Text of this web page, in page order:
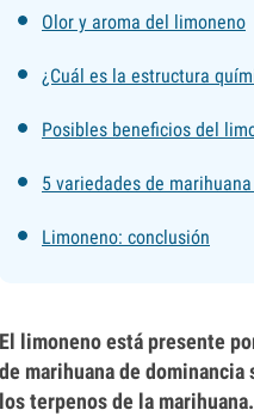
Olor y aroma del limoneno
¿Cuál es la estructura
Posibles beneficios del
5 variedades de
Limoneno: conclusión
El limoneno está presente
de marihuana de
los terpenos de la